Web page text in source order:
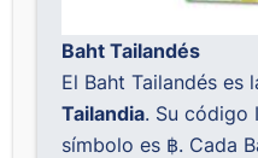
Baht Tailandés
El Baht Tailandés es
Tailandia. Su código
símbolo es ฿. Cada